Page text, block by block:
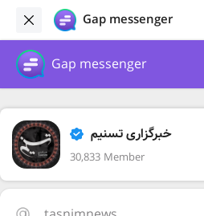
Gap messenger
Gap messenger
خبرگزاری تسنیم
30,833 Member